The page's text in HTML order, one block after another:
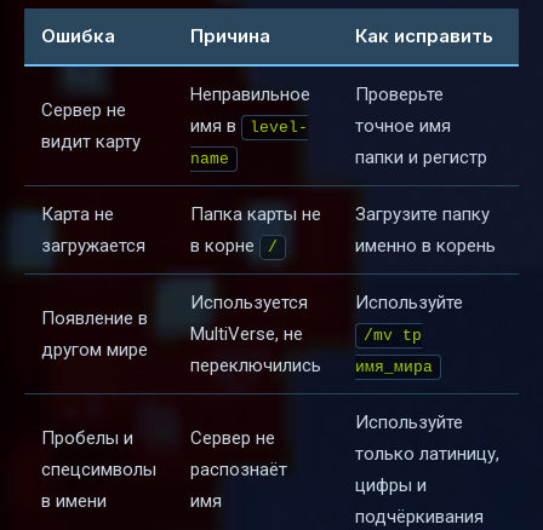
Ошибка Причина Как исправить
Сервер не
видит карту
Неправильное
имя в
level-
name
Проверьте
точное имя
папки и регистр
Карта не
загружается
Папка карты не
в корне
/
Загрузите папку
именно в корень
Появление в
другом мире
Используется
MultiVerse, не
переключились
Используйте
/mv tp
имя_мира
Пробелы и
спецсимволы
в имени
Сервер не
распознаёт
имя
Используйте
только латиницу,
цифры и
подчёркивания